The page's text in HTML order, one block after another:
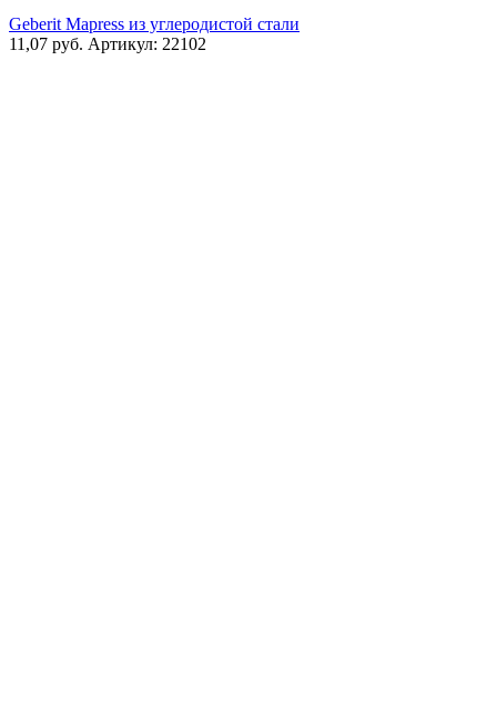
стали:
d=15мм
Geberit Mapress из углеродистой стали
11,07 руб. Артикул: 22102